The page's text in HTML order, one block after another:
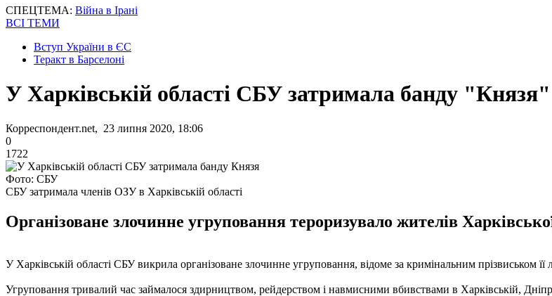
СПЕЦТЕМА: Війна в Ірані
ВСІ ТЕМИ
Вступ України в ЄС
Теракт в Барселоні
У Харківській області СБУ затримала банду "Князя"
Корреспондент.net, 23 липня 2020, 18:06
0
1722
Фото: СБУ
СБУ затримала членів ОЗУ в Харківській області
Організоване злочинне угруповання тероризувало жителів
У Харківській області СБУ викрила організоване злочинне угруповання, відоме за кримінальним прізвиськом
Угруповання тривалий час займалося здирництвом, рейдерством і навмисними вбивствами в Харківській,